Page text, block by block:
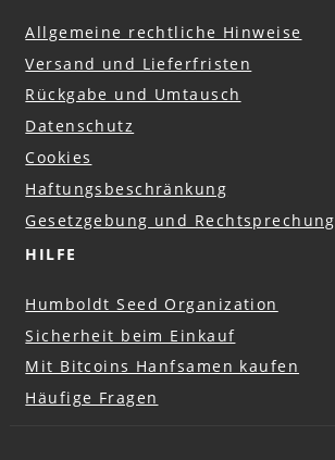
Allgemeine rechtliche Hinweise
Versand und Lieferfristen
Rückgabe und Umtausch
Datenschutz
Cookies
Haftungsbeschränkung
Gesetzgebung und Rechtsprechung
HILFE
Humboldt Seed Organization
Sicherheit beim Einkauf
Mit Bitcoins Hanfsamen kaufen
Häufige Fragen